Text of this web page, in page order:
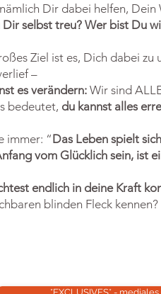
Dir dabei helfen, Dein
Dir selbst treu? Wer bist Du
Ziel ist es, Dich dabei zu
–
es verändern: Wir sind
bedeutet, du kannst alles
immer: “Das Leben spielt
vom Glücklich sein, ist
endlich in deine Kraft
blinden Fleck kennen?